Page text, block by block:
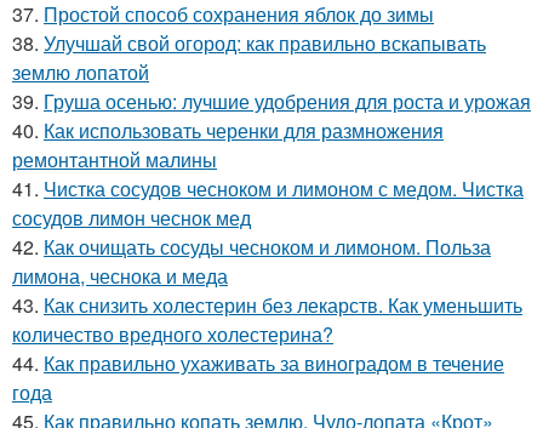
37. Простой способ сохранения яблок до зимы
38. Улучшай свой огород: как правильно вскапывать
землю лопатой
39. Груша осенью: лучшие удобрения для роста и урожая
40. Как использовать черенки для размножения
ремонтантной малины
41. Чистка сосудов чесноком и лимоном с медом. Чистка
сосудов лимон чеснок мед
42. Как очищать сосуды чесноком и лимоном. Польза
лимона, чеснока и меда
43. Как снизить холестерин без лекарств. Как уменьшить
количество вредного холестерина?
44. Как правильно ухаживать за виноградом в течение
года
45. Как правильно копать землю. Чудо-лопата «Крот»